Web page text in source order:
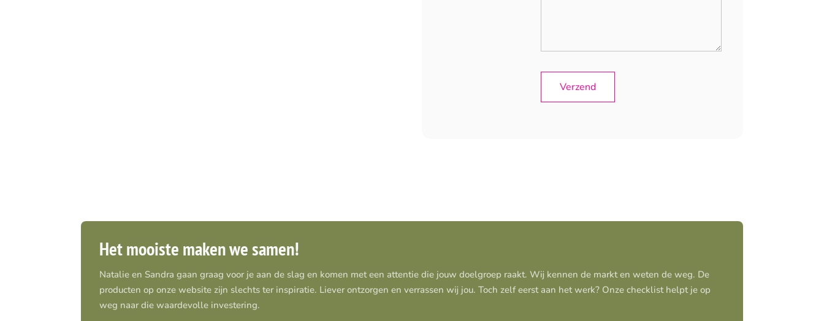
Het mooiste maken we samen!
Natalie en Sandra gaan graag voor je aan de slag en komen met een attentie die jouw doelgroep raakt. Wij kennen de markt en weten de weg. De
producten op onze website zijn slechts ter inspiratie. Liever ontzorgen en verrassen wij jou. Toch zelf eerst aan het werk? Onze checklist helpt je op
weg naar die waardevolle investering.